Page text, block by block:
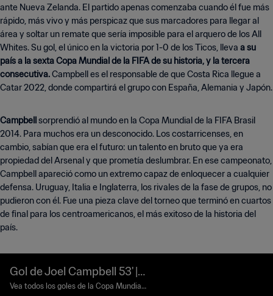
ante Nueva Zelanda. El partido apenas comenzaba cuando él fue más
rápido, más vivo y más perspicaz que sus marcadores para llegar al
área y soltar un remate que sería imposible para el arquero de los All
Whites. Su gol, el único en la victoria por 1-0 de los Ticos, lleva a su
país a la sexta Copa Mundial de la FIFA de su historia, y la tercera
consecutiva.Campbell es el responsable de que Costa Rica llegue a
Catar 2022, donde compartirá el grupo con España, Alemania y Japón.
Campbellsorprendió al mundo en la Copa Mundial de la FIFA Brasil
2014. Para muchos era un desconocido. Los costarricenses, en
cambio, sabían que era el futuro: un talento en bruto que ya era
propiedad del Arsenal y que prometía deslumbrar. En ese campeonato,
Campbell apareció como un extremo capaz de enloquecer a cualquier
defensa. Uruguay, Italia e Inglaterra, los rivales de la fase de grupos, no
pudieron con él. Fue una pieza clave del torneo que terminó en cuartos
de final para los centroamericanos, el más exitoso de la historia del
país.
Gol de Joel Campbell 53' |
Uruguay vs Costa Rica | C
Vea todos los goles de la Copa Mundial